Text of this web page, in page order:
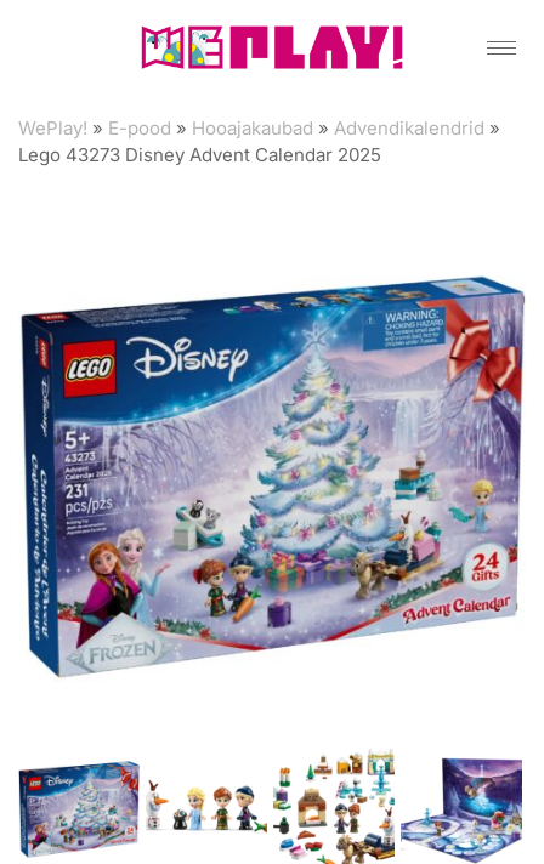
WePlay! » E-pood » Hooajakaubad » Advendikalendrid »
Lego 43273 Disney Advent Calendar 2025